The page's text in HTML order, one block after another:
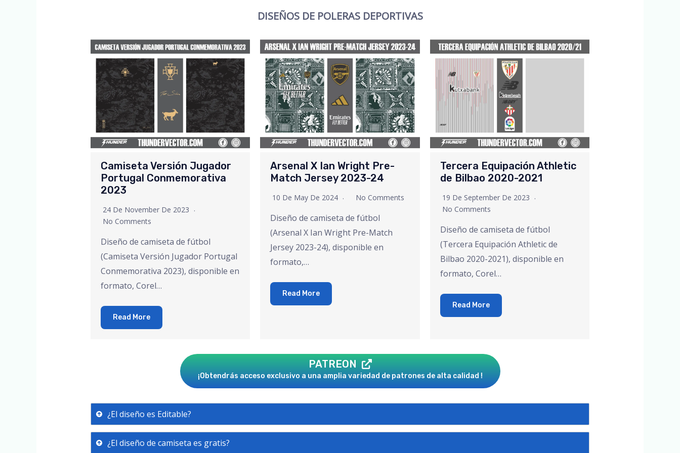
DISEÑOS DE POLERAS DEPORTIVAS
Camiseta Versión Jugador
Portugal Conmemorativa
2023
24 De November De 2023
No Comments
Diseño de camiseta de fútbol
(Camiseta Versión Jugador Portugal
Conmemorativa 2023), disponible en
formato, Corel…
Read More
Arsenal X Ian Wright Pre-
Match Jersey 2023-24
10 De May De 2024 No Comments
Diseño de camiseta de fútbol
(Arsenal X Ian Wright Pre-Match
Jersey 2023-24), disponible en
formato,…
Read More
Tercera Equipación Athletic
de Bilbao 2020-2021
19 De September De 2023
No Comments
Diseño de camiseta de fútbol
(Tercera Equipación Athletic de
Bilbao 2020-2021), disponible en
formato, Corel…
Read More
PATREON
¡Obtendrás acceso exclusivo a una amplia variedad de patrones de alta calidad !
¿El diseño es Editable?
¿El diseño de camiseta es gratis?